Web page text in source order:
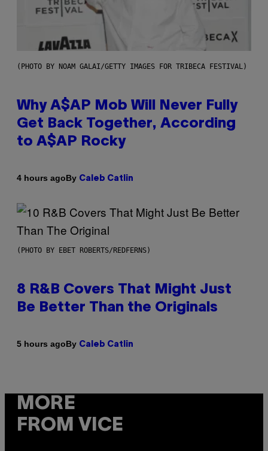
(PHOTO BY NOAM GALAI/GETTY IMAGES FOR TRIBECA FESTIVAL)
Why A$AP Mob Will Never Fully
Get Back Together, According
to A$AP Rocky
4 hours agoBy Caleb Catlin
(PHOTO BY EBET ROBERTS/REDFERNS)
8 R&B Covers That Might Just
Be Better Than the Originals
5 hours agoBy Caleb Catlin
MORE
FROM VICE